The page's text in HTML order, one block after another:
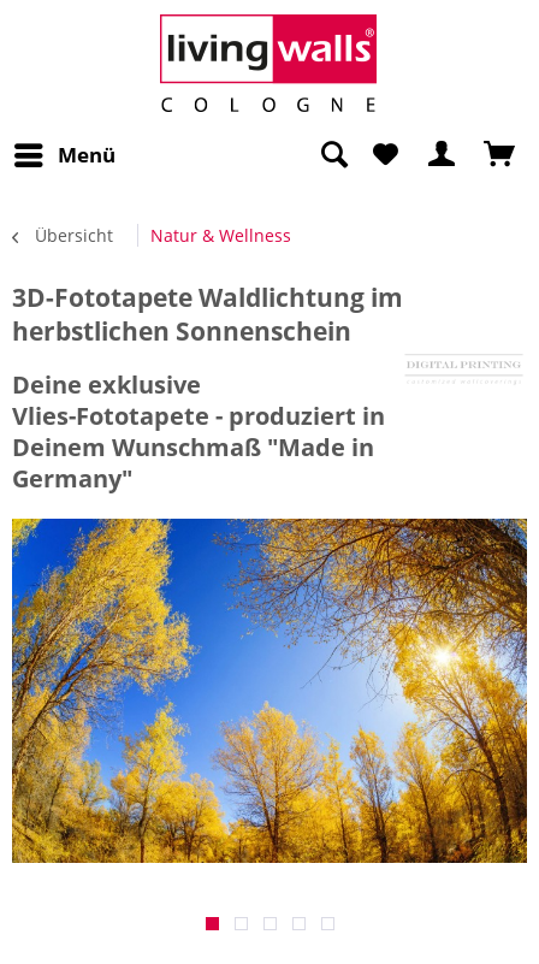
Menü
Übersicht Natur & Wellness
3D-Fototapete Waldlichtung im
herbstlichen Sonnenschein
Deine exklusive
Vlies-Fototapete - produziert in
Deinem Wunschmaß "Made in
Germany"